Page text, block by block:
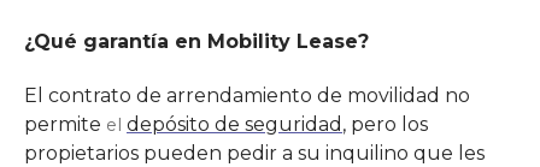
¿Qué garantía en Mobility Lease?
El contrato de arrendamiento de movilidad no
permite el depósito de seguridad , pero los
propietarios pueden pedir a su inquilino que les